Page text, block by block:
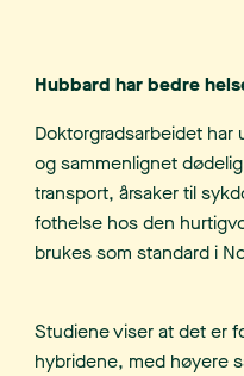
Hubbard har bedre
Doktorgradsarbeidet har
og sammenlignet
transport, årsaker til
fothelse hos den
brukes som standard i
Studiene viser at det er
hybridene, med høyere